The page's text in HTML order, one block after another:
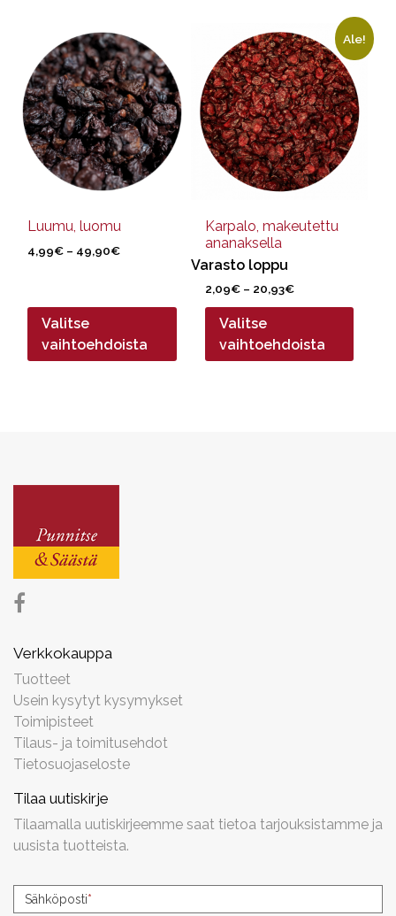
Luumu, luomu
4,99€ – 49,90€Hintaluokka:
Valitse
vaihtoehdoista
tuotteella
useampi
muunnelma.
Voit
tehdä
valinnat
sivulla.
Ale!
Karpalo, makeutettu
ananaksella
Varasto loppu
2,09€ – 20,93€Hintaluokka:
2,09€
20,93€
Valitse
vaihtoehdoista
tuotteella
useampi
muunnelma.
Voit
tehdä
valinnat
sivulla.
Verkkokauppa
Tuotteet
Usein kysytyt kysymykset
Toimipisteet
Tilaus- ja toimitusehdot
Tietosuojaseloste
Tilaa uutiskirje
Tilaamalla uutiskirjeemme saat tietoa tarjouksistamme ja
uusista tuotteista.
Uutiskirjeen
Sähköposti*